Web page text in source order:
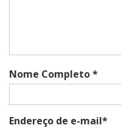
Nome Completo *
Endereço de e-mail*